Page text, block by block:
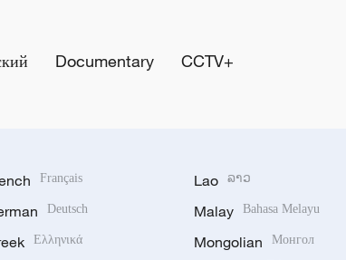
Documentary CCTV+
Français
Deutsch
Ελληνικά
Lao ລາວ
Malay Bahasa Melayu
Mongolian Монгол